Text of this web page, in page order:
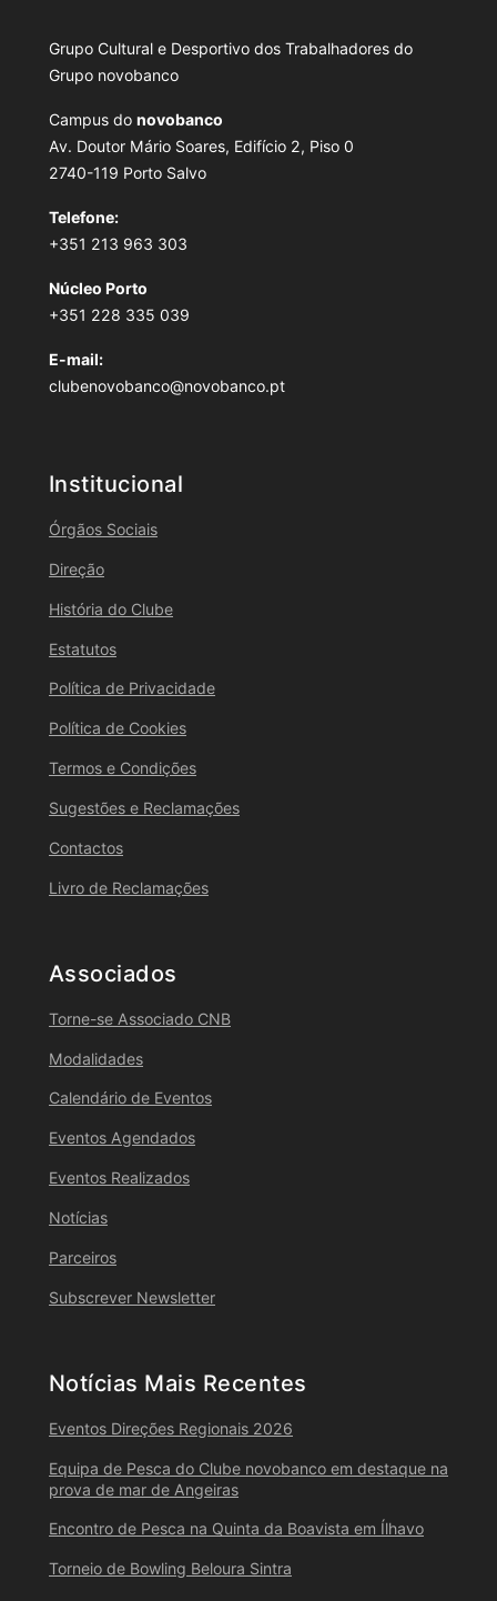
Grupo Cultural e Desportivo dos Trabalhadores do
Grupo novobanco
Campus do novobanco
Av. Doutor Mário Soares, Edifício 2, Piso 0
2740-119 Porto Salvo
Telefone:
+351 213 963 303
Núcleo Porto
+351 228 335 039
E-mail:
clubenovobanco@novobanco.pt
Institucional
Órgãos Sociais
Direção
História do Clube
Estatutos
Política de Privacidade
Política de Cookies
Termos e Condições
Sugestões e Reclamações
Contactos
Livro de Reclamações
Associados
Torne-se Associado CNB
Modalidades
Calendário de Eventos
Eventos Agendados
Eventos Realizados
Notícias
Parceiros
Subscrever Newsletter
Notícias Mais Recentes
Eventos Direções Regionais 2026
Equipa de Pesca do Clube novobanco em destaque na
prova de mar de Angeiras
Encontro de Pesca na Quinta da Boavista em Ílhavo
Torneio de Bowling Beloura Sintra